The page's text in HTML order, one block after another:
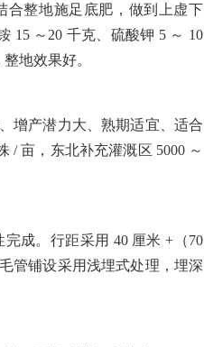
合整地施足底肥，做到上虚下
15 ～ 20 千克、硫酸钾 5 ～ 10
地效果好。
增产潜力大、熟期适宜、适合
/亩，东北补充灌溉区 5000 ～
成。行距采用 40 厘米+ （70
管铺设采用浅埋式处理，埋深